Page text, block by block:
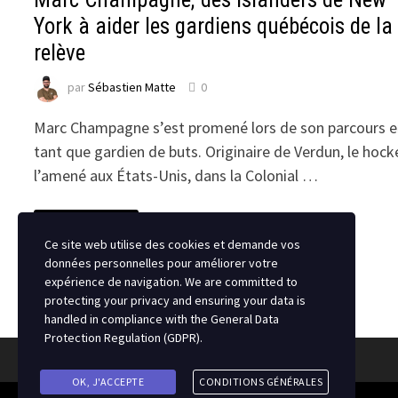
York à aider les gardiens québécois de la
relève
parSébastien Matte 0
Marc Champagne s’est promené lors de son parcours
tant que gardien de buts. Originaire de Verdun, le
l’amené aux États-Unis, dans la Colonial …
MARC
DES
ISLANDERS
DE
NEW
YORK
À
AIDER
LES
GARDIENS
DE
RELÈVE
Ce site web utilise des cookies et demande vos
données personnelles pour améliorer votre
expérience de navigation. We are committed to
protecting your privacy and ensuring your data is
handled in compliance with the General Data
Protection Regulation (GDPR).
OK, J'ACCEPTE CONDITIONS GÉNÉRALES